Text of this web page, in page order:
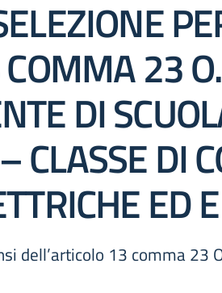
COMMA 23
DI
CLASSE DI
ED
dell’articolo 13 comma